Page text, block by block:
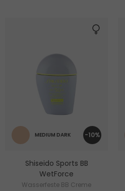
-10%
MEDIUM DARK
Shiseido Sports BB
WetForce
Wasserfeste BB Creme